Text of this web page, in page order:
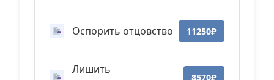
Оспорить отцовство 11250₽
Лишить
8570₽